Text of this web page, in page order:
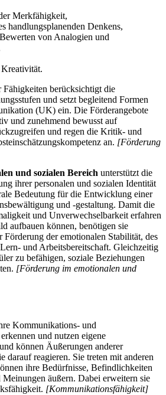
Merkfähigkeit,
handlungsplanenden Denkens,
von Analogien und
berücksichtigt die
und setzt begleitend Formen
(UK) ein. Die Förderangebote
und zunehmend bewusst auf
und regen die Kritik- und
an. [Förderung
und sozialen Bereich unterstützt die
ihrer personalen und sozialen Identität
Bedeutung für die Entwicklung einer
und -gestaltung. Damit die
und Unverwechselbarkeit erfahren
aufbauen können, benötigen sie
der emotionalen Stabilität, des
und Arbeitsbereitschaft. Gleichzeitig
zu befähigen, soziale Beziehungen
[Förderung im emotionalen und
Kommunikations- und
und nutzen eigene
können Äußerungen anderer
darauf reagieren. Sie treten mit anderen
ihre Bedürfnisse, Befindlichkeiten
äußern. Dabei erweitern sie
[Kommunikationsfähigkeit]